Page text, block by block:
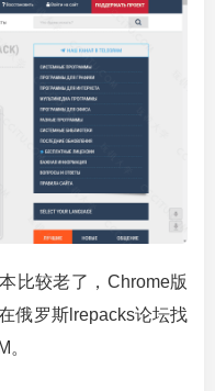
比较老了，Chrome版
俄罗斯lrepacks论坛找